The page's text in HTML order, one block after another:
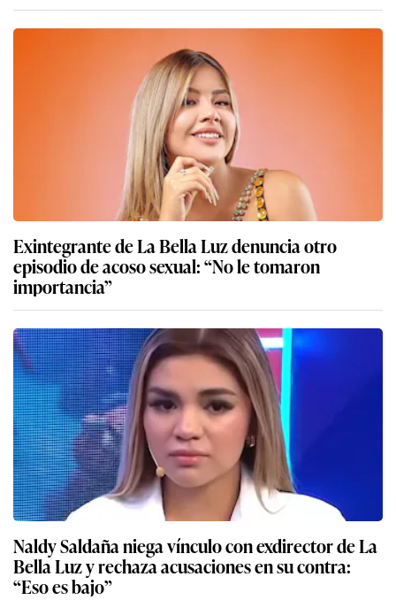
Exintegrante de La Bella Luz denuncia otro
episodio de acoso sexual: “No le tomaron
importancia”
Naldy Saldaña niega vínculo con exdirector de La
Bella Luz y rechaza acusaciones en su contra:
“Eso es bajo”